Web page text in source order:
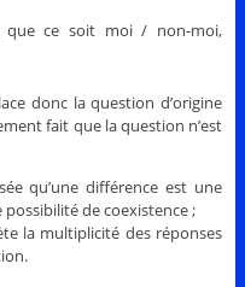
que ce soit moi / non-moi,
donc la question d’origine
fait que la question n’est
qu’une différence est une
de coexistence ;
la multiplicité des réponses